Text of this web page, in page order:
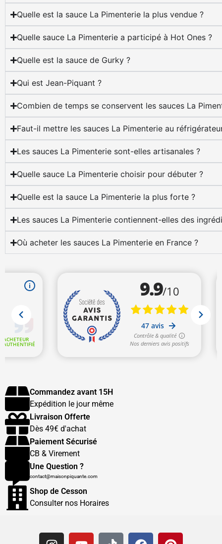
Quelle est la sauce La Pimenterie la plus vendue ?
Quelle sauce La Pimenterie a participé à Hot Ones ?
Quelle est la sauce de Gurky ?
Qui est Jean-Piquant ?
Combien de temps se conservent les sauces La
Faut-il mettre les sauces La Pimenterie au
Les sauces La Pimenterie sont-elles artisanales ?
Quelle sauce La Pimenterie choisir pour débuter ?
Quelle est la sauce La Pimenterie la plus forte ?
Les sauces La Pimenterie contiennent-elles des
Où acheter les sauces La Pimenterie en France ?
Commandez avant 15H
Expédition le jour même
Livraison Offerte
Dès 49€ d'achat
Paiement Sécurisé
CB & Virement
Une Question ?
contact@maisonpiquante.com
Shop de Cesson
Consulter nos Horaires